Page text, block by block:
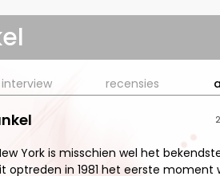
interview recensies
York is misschien wel het
optreden in 1981 het eerste moment